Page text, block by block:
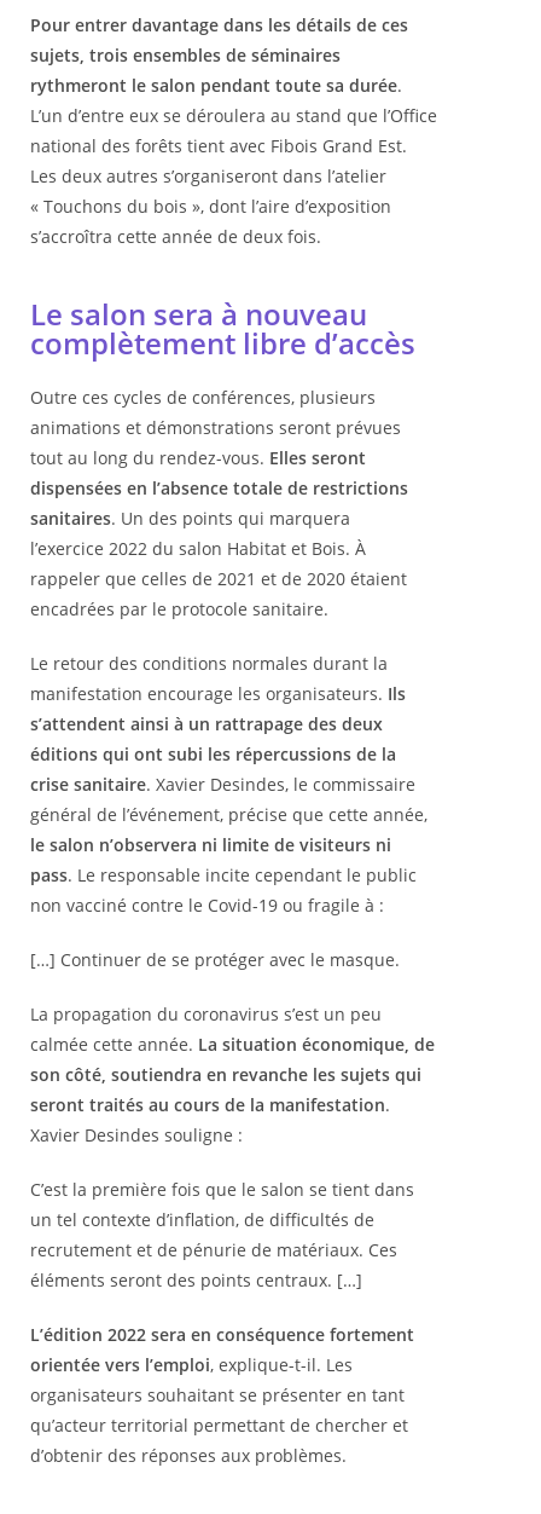
Pour entrer davantage dans les détails de ces
sujets, trois ensembles de séminaires
rythmeront le salon pendant toute sa durée.
L’un d’entre eux se déroulera au stand que l’Office
national des forêts tient avec Fibois Grand Est.
Les deux autres s’organiseront dans l’atelier
« Touchons du bois », dont l’aire d’exposition
s’accroîtra cette année de deux fois.
Le salon sera à nouveau
complètement libre d’accès
Outre ces cycles de conférences, plusieurs
animations et démonstrations seront prévues
tout au long du rendez-vous. Elles seront
dispensées en l’absence totale de restrictions
sanitaires. Un des points qui marquera
l’exercice 2022 du salon Habitat et Bois. À
rappeler que celles de 2021 et de 2020 étaient
encadrées par le protocole sanitaire.
Le retour des conditions normales durant la
manifestation encourage les organisateurs. Ils
s’attendent ainsi à un rattrapage des deux
éditions qui ont subi les répercussions de la
crise sanitaire. Xavier Desindes, le commissaire
général de l’événement, précise que cette année,
le salon n’observera ni limite de visiteurs ni
pass. Le responsable incite cependant le public
non vacciné contre le Covid-19 ou fragile à :
[…] Continuer de se protéger avec le masque.
La propagation du coronavirus s’est un peu
calmée cette année. La situation économique, de
son côté, soutiendra en revanche les sujets qui
seront traités au cours de la manifestation.
Xavier Desindes souligne :
C’est la première fois que le salon se tient dans
un tel contexte d’inflation, de difficultés de
recrutement et de pénurie de matériaux. Ces
éléments seront des points centraux. […]
L’édition 2022 sera en conséquence fortement
orientée vers l’emploi, explique-t-il. Les
organisateurs souhaitant se présenter en tant
qu’acteur territorial permettant de chercher et
d’obtenir des réponses aux problèmes.